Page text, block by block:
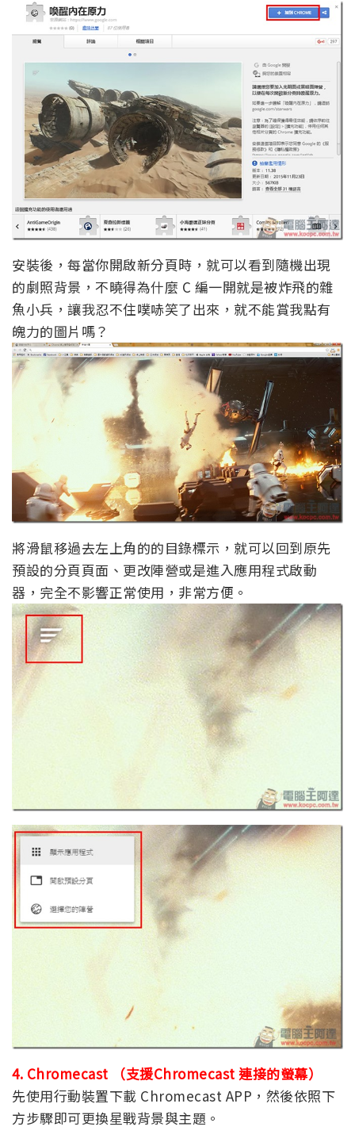
安裝後，每當你開啟新分頁時，就可以看到隨機出現
的劇照背景，不曉得為什麼 C 編一開就是被炸飛的雜
魚小兵，讓我忍不住噗哧笑了出來，就不能賞我點有
魄力的圖片嗎？
將滑鼠移過去左上角的的目錄標示，就可以回到原先
預設的分頁頁面、更改陣營或是進入應用程式啟動
器，完全不影響正常使用，非常方便。
4. Chromecast （支援Chromecast 連接的螢幕）
先使用行動裝置下載 Chromecast APP，然後依照下
方步驟即可更換星戰背景與主題。